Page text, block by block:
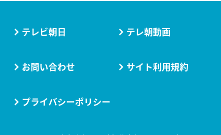
テレビ朝日 テレ朝動画
お問い合わせ サイト利用規約
プライバシーポリシー